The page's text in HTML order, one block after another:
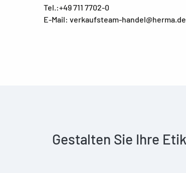
Tel.:+49 711 7702-0
E-Mail: verkaufsteam-handel@herma.de
Gestalten Sie Ihre